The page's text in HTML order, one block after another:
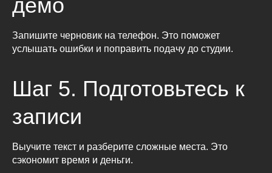
демо
Запишите черновик на телефон. Это поможет
услышать ошибки и поправить подачу до студии.
Шаг 5. Подготовьтесь к
записи
Выучите текст и разберите сложные места. Это
сэкономит время и деньги.